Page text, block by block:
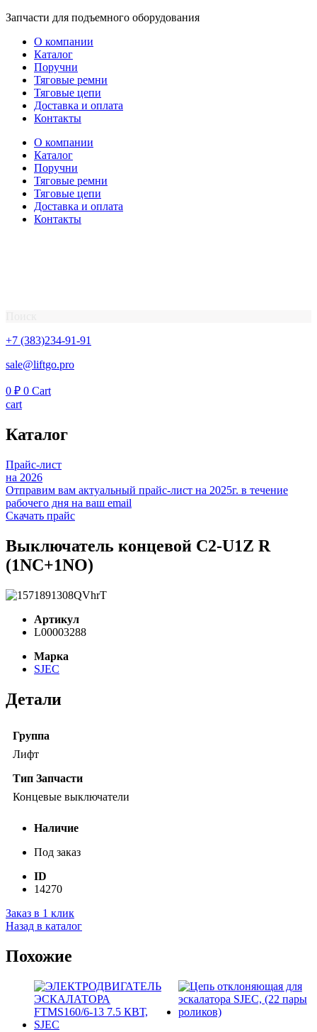
Перейти
содержимому
Запчасти для подъемного оборудования
О компании
Каталог
Поручни
Тяговые ремни
Тяговые цепи
Доставка и оплата
Контакты
О компании
Каталог
Поручни
Тяговые ремни
Тяговые цепи
Доставка и оплата
Контакты
+7 (383)234-91-91
sale@liftgo.pro
0 ₽ 0 Cart
cart
Каталог
Прайс-лист
на 2026
Отправим вам актуальный прайс-лист на 2025г. в течение
рабочего дня на ваш email
Скачать прайс
Выключатель концевой C2-U1Z R
(1NC+1NO)
Артикул
L00003288
Марка
SJEC
Детали
Группа
Лифт
Тип Запчасти
Концевые выключатели
Наличие
Под заказ
ID
14270
Заказ в 1 клик
Назад в каталог
Похожие